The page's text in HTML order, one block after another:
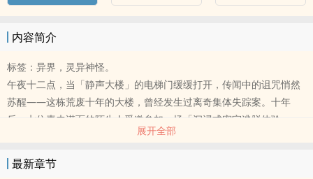
内容简介
标签：异界，灵异神怪。
午夜十二点，当「静声大楼」的电梯门缓缓打开，传闻中的诅咒悄然
苏醒——这栋荒废十年的大楼，曾经发生过离奇集体失踪案。十年
后，七位素未谋面的陌生人受邀参加一场「沉浸式密室逃脱体验」，
下，楼层在变，时钟倒数，静默中有什么东西正在逼近……
展开全部
最新章节